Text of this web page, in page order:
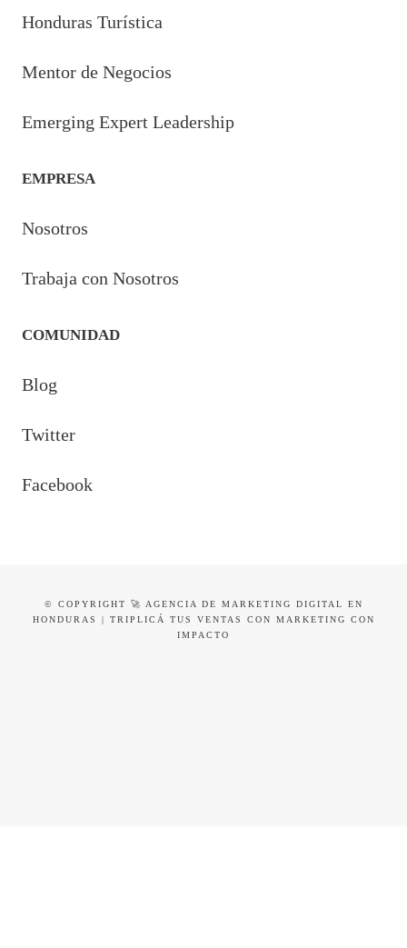
Honduras Turística
Mentor de Negocios
Emerging Expert Leadership
EMPRESA
Nosotros
Trabaja con Nosotros
COMUNIDAD
Blog
Twitter
Facebook
© COPYRIGHT 🚀 AGENCIA DE MARKETING DIGITAL EN
HONDURAS | TRIPLICÁ TUS VENTAS CON MARKETING CON
IMPACTO